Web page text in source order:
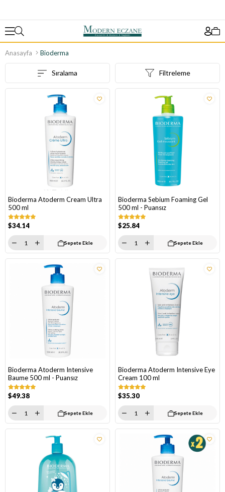
Anasayfa Bioderma
Filtreleme
Sıralama
Bioderma Atoderm Cream Ultra
500 ml
$34.14
Sepete Ekle
Bioderma Sebium Foaming Gel
500 ml - Puansız
$25.84
Sepete Ekle
Bioderma Atoderm Intensive
Baume 500 ml - Puansız
$49.38
Sepete Ekle
Bioderma Atoderm Intensive Eye
Cream 100 ml
$35.30
Sepete Ekle